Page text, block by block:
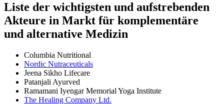
Liste der wichtigsten und aufstrebenden
Akteure in Markt für komplementäre
und alternative Medizin
Columbia Nutritional
Nordic Nutraceuticals
Jeena Sikho Lifecare
Patanjali Ayurved
Ramamani Iyengar Memorial Yoga Institute
The Healing Company Ltd.